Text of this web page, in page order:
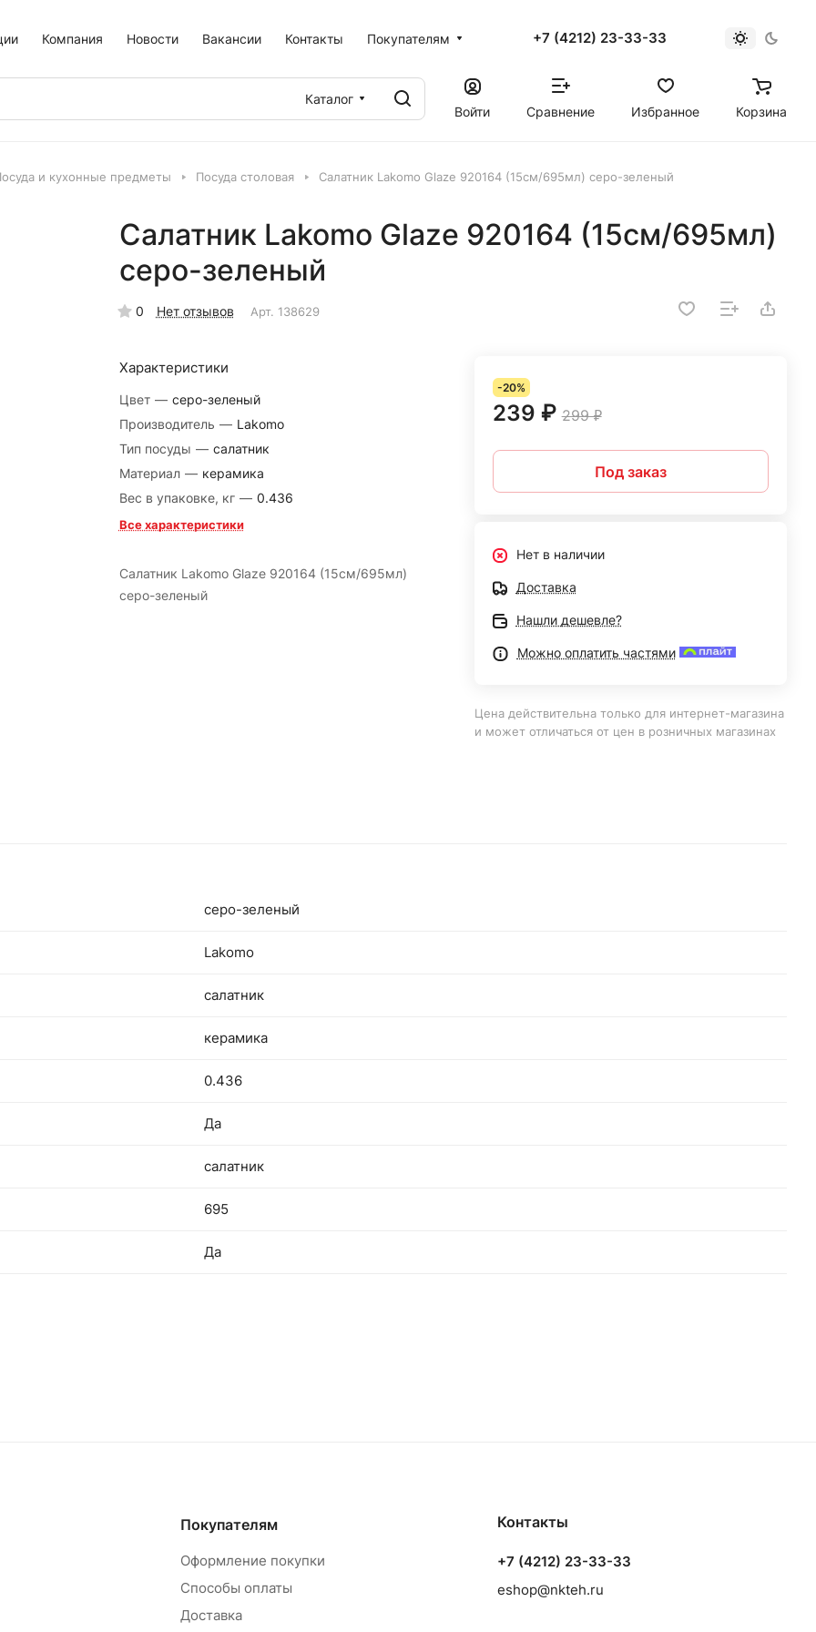
Компания Новости Вакансии Контакты Покупателям +7 (4212) 23-33-33
Каталог
Войти
Сравнение Избранное Корзина
и кухонные предметы Посуда столовая Салатник Lakomo Glaze 920164 (15см/695мл) серо-зеленый
Салатник Lakomo Glaze 920164 (15см/695мл)
серо-зеленый
0 Нет отзывов Арт. 138629
Характеристики
Цвет — серо-зеленый
Производитель — Lakomo
Тип посуды — салатник
Материал — керамика
Вес в упаковке, кг — 0.436
Все характеристики
Салатник Lakomo Glaze 920164 (15см/695мл)
серо-зеленый
-20%
239 ₽ 299 ₽
Под заказ
Нет в наличии
Доставка
Нашли дешевле?
Можно оплатить частями
Цена действительна только для интернет-магазина
и может отличаться от цен в розничных магазинах
серо-зеленый
Lakomo
салатник
керамика
0.436
Да
салатник
695
Да
Покупателям
Оформление покупки
Способы оплаты
Доставка
Контакты
+7 (4212) 23-33-33
eshop@nkteh.ru